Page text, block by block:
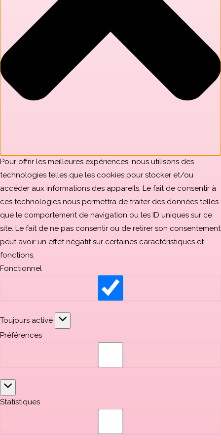
Pour offrir les meilleures expériences, nous utilisons des
technologies telles que les cookies pour stocker et/ou
accéder aux informations des appareils. Le fait de consentir à
ces technologies nous permettra de traiter des données telles
que le comportement de navigation ou les ID uniques sur ce
site. Le fait de ne pas consentir ou de retirer son consentement
peut avoir un effet négatif sur certaines caractéristiques et
fonctions.
Fonctionnel
Toujours activé
Préférences
Statistiques